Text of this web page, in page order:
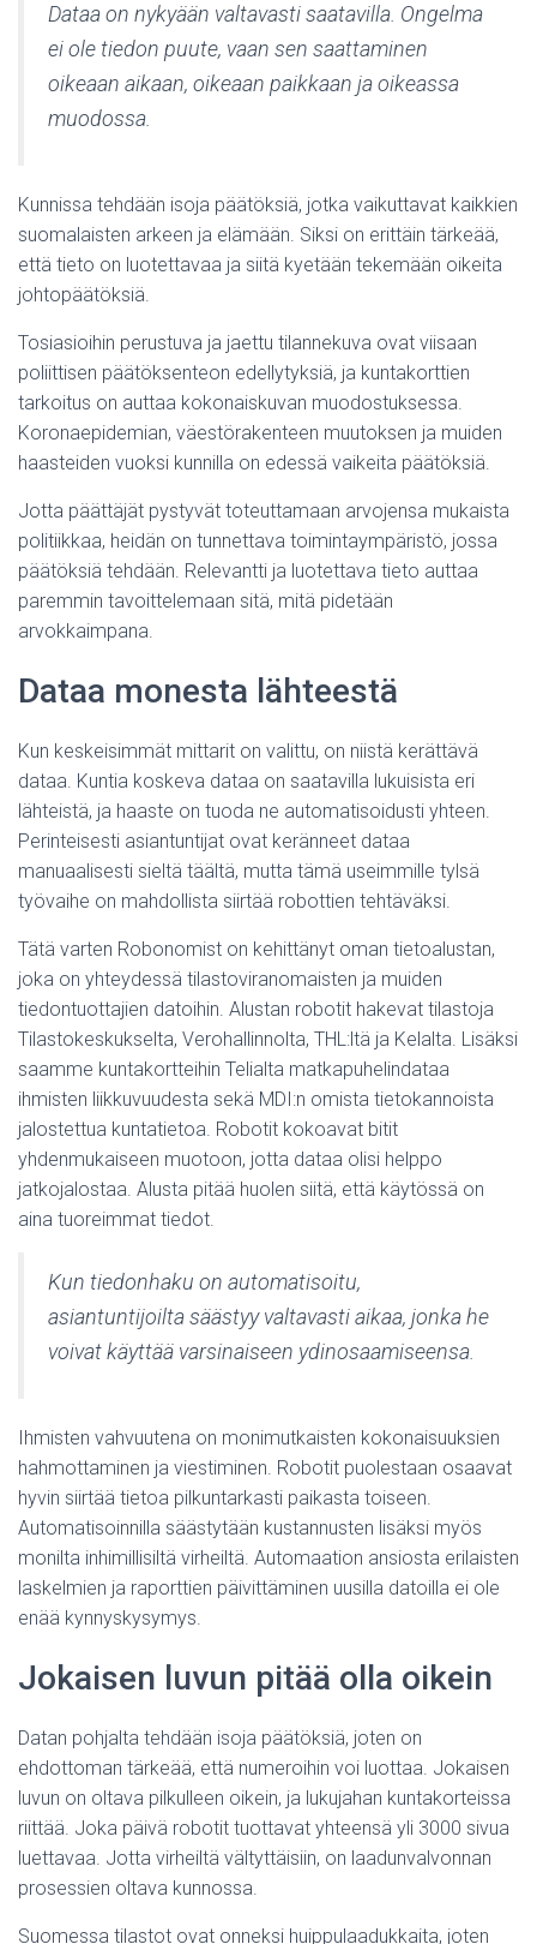
Dataa on nykyään valtavasti saatavilla. Ongelma
ei ole tiedon puute, vaan sen saattaminen
oikeaan aikaan, oikeaan paikkaan ja oikeassa
muodossa.
Kunnissa tehdään isoja päätöksiä, jotka vaikuttavat kaikkien
suomalaisten arkeen ja elämään. Siksi on erittäin tärkeää,
että tieto on luotettavaa ja siitä kyetään tekemään oikeita
johtopäätöksiä.
Tosiasioihin perustuva ja jaettu tilannekuva ovat viisaan
poliittisen päätöksenteon edellytyksiä, ja kuntakorttien
tarkoitus on auttaa kokonaiskuvan muodostuksessa.
Koronaepidemian, väestörakenteen muutoksen ja muiden
haasteiden vuoksi kunnilla on edessä vaikeita päätöksiä.
Jotta päättäjät pystyvät toteuttamaan arvojensa mukaista
politiikkaa, heidän on tunnettava toimintaympäristö, jossa
päätöksiä tehdään. Relevantti ja luotettava tieto auttaa
paremmin tavoittelemaan sitä, mitä pidetään
arvokkaimpana.
Dataa monesta lähteestä
Kun keskeisimmät mittarit on valittu, on niistä kerättävä
dataa. Kuntia koskeva dataa on saatavilla lukuisista eri
lähteistä, ja haaste on tuoda ne automatisoidusti yhteen.
Perinteisesti asiantuntijat ovat keränneet dataa
manuaalisesti sieltä täältä, mutta tämä useimmille tylsä
työvaihe on mahdollista siirtää robottien tehtäväksi.
Tätä varten Robonomist on kehittänyt oman tietoalustan,
joka on yhteydessä tilastoviranomaisten ja muiden
tiedontuottajien datoihin. Alustan robotit hakevat tilastoja
Tilastokeskukselta, Verohallinnolta, THL:ltä ja Kelalta. Lisäksi
saamme kuntakortteihin Telialta matkapuhelindataa
ihmisten liikkuvuudesta sekä MDI:n omista tietokannoista
jalostettua kuntatietoa. Robotit kokoavat bitit
yhdenmukaiseen muotoon, jotta dataa olisi helppo
jatkojalostaa. Alusta pitää huolen siitä, että käytössä on
aina tuoreimmat tiedot.
Kun tiedonhaku on automatisoitu,
asiantuntijoilta säästyy valtavasti aikaa, jonka he
voivat käyttää varsinaiseen ydinosaamiseensa.
Ihmisten vahvuutena on monimutkaisten kokonaisuuksien
hahmottaminen ja viestiminen. Robotit puolestaan osaavat
hyvin siirtää tietoa pilkuntarkasti paikasta toiseen.
Automatisoinnilla säästytään kustannusten lisäksi myös
monilta inhimillisiltä virheiltä. Automaation ansiosta erilaisten
laskelmien ja raporttien päivittäminen uusilla datoilla ei ole
enää kynnyskysymys.
Jokaisen luvun pitää olla oikein
Datan pohjalta tehdään isoja päätöksiä, joten on
ehdottoman tärkeää, että numeroihin voi luottaa. Jokaisen
luvun on oltava pilkulleen oikein, ja lukujahan kuntakorteissa
riittää. Joka päivä robotit tuottavat yhteensä yli 3000 sivua
luettavaa. Jotta virheiltä vältyttäisiin, on laadunvalvonnan
prosessien oltava kunnossa.
Suomessa tilastot ovat onneksi huippulaadukkaita, joten